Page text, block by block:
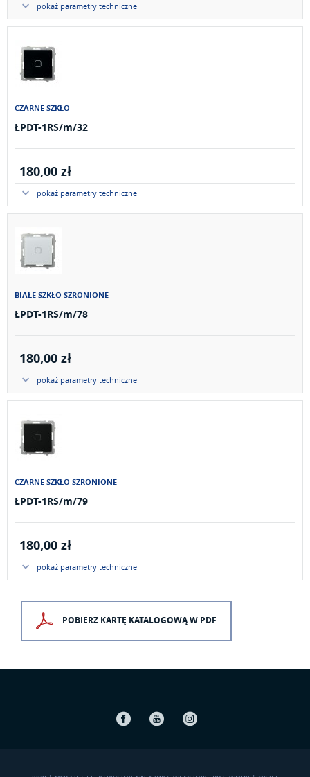
pokaż parametry techniczne
CZARNE SZKŁO
ŁPDT-1RS/m/32
180,00 zł
pokaż parametry techniczne
BIAŁE SZKŁO SZRONIONE
ŁPDT-1RS/m/78
180,00 zł
pokaż parametry techniczne
CZARNE SZKŁO SZRONIONE
ŁPDT-1RS/m/79
180,00 zł
pokaż parametry techniczne
POBIERZ KARTĘ KATALOGOWĄ W PDF
Instagram